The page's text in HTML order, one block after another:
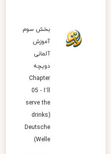
بخش سوم
آموزش
آلمانی
دویچه
Chapter
05 - I’ll
serve the
drinks)
Deutsche
Welle)